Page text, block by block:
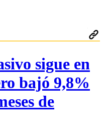
sigue en
bajó 9,8%
de